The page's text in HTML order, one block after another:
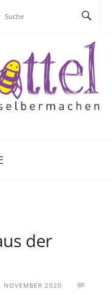
der
NOVEMBER 2020